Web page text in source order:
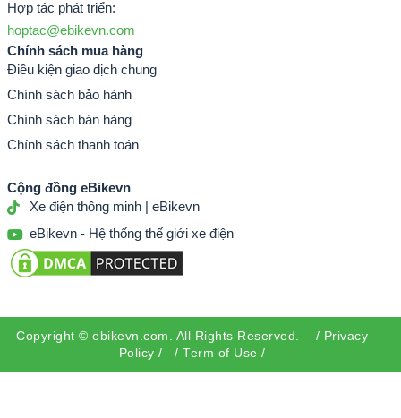
Hợp tác phát triển:
hoptac@ebikevn.com
Chính sách mua hàng
Điều kiện giao dịch chung
Chính sách bảo hành
Chính sách bán hàng
Chính sách thanh toán
Cộng đồng eBikevn
Xe điện thông minh | eBikevn
eBikevn - Hệ thống thế giới xe điện
Copyright © ebikevn.com . All Rights Reserved. / Privacy
Policy / / Term of Use /